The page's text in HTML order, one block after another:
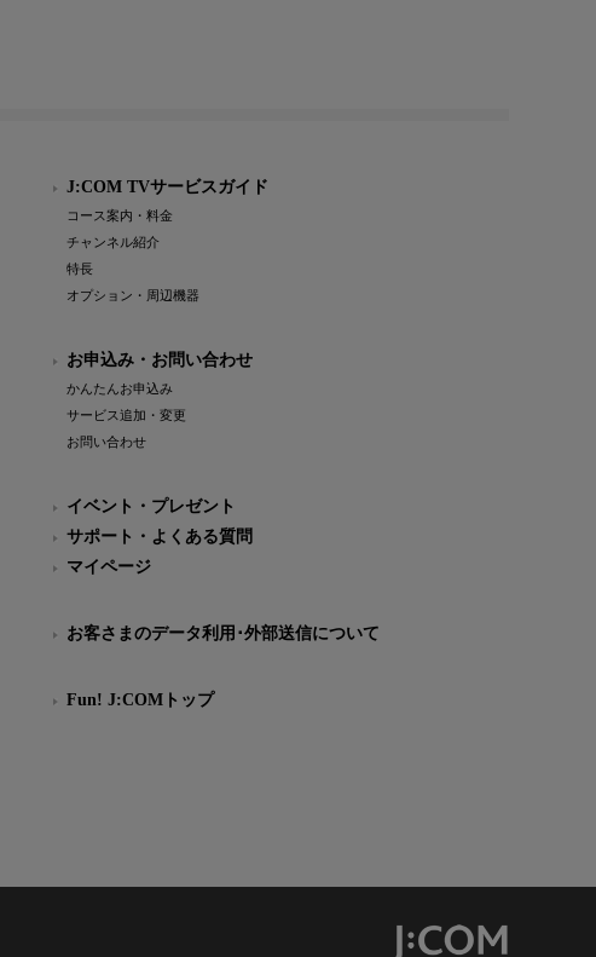
J:COM TVサービスガイド
コース案内・料金
チャンネル紹介
特長
オプション・周辺機器
お申込み・お問い合わせ
かんたんお申込み
サービス追加・変更
お問い合わせ
イベント・プレゼント
サポート・よくある質問
マイページ
お客さまのデータ利用･外部送信について
Fun! J:COMトップ